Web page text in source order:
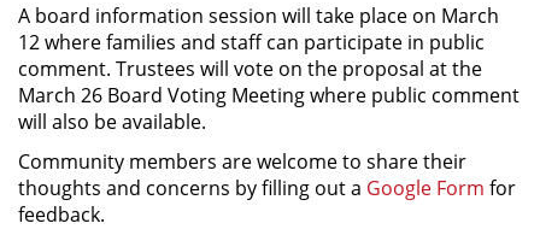
A board information session will take place on March
12 where families and staff can participate in public
comment. Trustees will vote on the proposal at the
March 26 Board Voting Meeting where public comment
will also be available.
Community members are welcome to share their
thoughts and concerns by filling out a Google Form for
feedback.